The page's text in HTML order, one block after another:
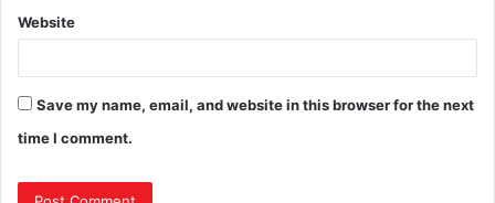
Website
Save my name, email, and website in this browser for the next
time I comment.